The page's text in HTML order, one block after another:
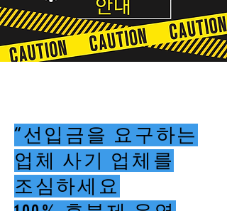
“선입금을 요구하는
업체 사기 업체를
조심하세요